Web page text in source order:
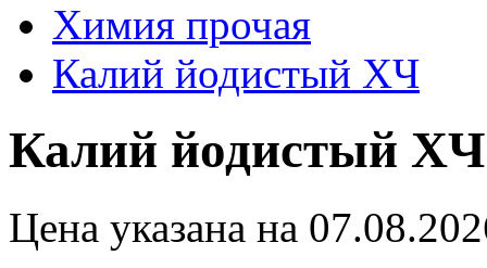
Химия прочая
Калий йодистый ХЧ
Калий йодистый ХЧ
Цена указана на